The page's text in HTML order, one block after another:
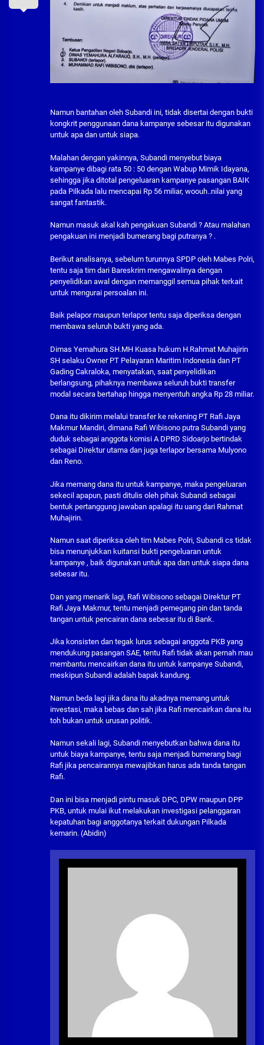
Namun bantahan oleh Subandi ini, tidak disertai dengan bukti
kongkrit penggunaan dana kampanye sebesar itu digunakan
untuk apa dan untuk siapa.
Malahan dengan yakinnya, Subandi menyebut biaya
kampanye dibagi rata 50 : 50 dengan Wabup Mimik Idayana,
sehingga jika ditotal pengeluaran kampanye pasangan BAIK
pada Pilkada lalu mencapai Rp 56 miliar, woouh..nilai yang
sangat fantastik.
Namun masuk akal kah pengakuan Subandi ? Atau malahan
pengakuan ini menjadi bumerang bagi putranya ? .
Berikut analisanya, sebelum turunnya SPDP oleh Mabes Polri,
tentu saja tim dari Bareskrim mengawalinya dengan
penyelidikan awal dengan memanggil semua pihak terkait
untuk mengurai persoalan ini.
Baik pelapor maupun terlapor tentu saja diperiksa dengan
membawa seluruh bukti yang ada.
Dimas Yemahura SH.MH Kuasa hukum H.Rahmat Muhajirin
SH selaku Owner PT Pelayaran Maritim Indonesia dan PT
Gading Cakraloka, menyatakan, saat penyelidikan
berlangsung, pihaknya membawa seluruh bukti transfer
modal secara bertahap hingga menyentuh angka Rp 28 miliar.
Dana itu dikirim melalui transfer ke rekening PT Rafi Jaya
Makmur Mandiri, dimana Rafi Wibisono putra Subandi yang
duduk sebagai anggota komisi A DPRD Sidoarjo bertindak
sebagai Direktur utama dan juga terlapor bersama Mulyono
dan Reno.
Jika memang dana itu untuk kampanye, maka pengeluaran
sekecil apapun, pasti ditulis oleh pihak Subandi sebagai
bentuk pertanggung jawaban apalagi itu uang dari Rahmat
Muhajirin.
Namun saat diperiksa oleh tim Mabes Polri, Subandi cs tidak
bisa menunjukkan kuitansi bukti pengeluaran untuk
kampanye , baik digunakan untuk apa dan untuk siapa dana
sebesar itu.
Dan yang menarik lagi, Rafi Wibisono sebagai Direktur PT
Rafi Jaya Makmur, tentu menjadi pemegang pin dan tanda
tangan untuk pencairan dana sebesar itu di Bank.
Jika konsisten dan tegak lurus sebagai anggota PKB yang
mendukung pasangan SAE, tentu Rafi tidak akan pernah mau
membantu mencairkan dana itu untuk kampanye Subandi,
meskipun Subandi adalah bapak kandung.
Namun beda lagi jika dana itu akadnya memang untuk
investasi, maka bebas dan sah jika Rafi mencairkan dana itu
toh bukan untuk urusan politik.
Namun sekali lagi, Subandi menyebutkan bahwa dana itu
untuk biaya kampanye, tentu saja menjadi bumerang bagi
Rafi jika pencairannya mewajibkan harus ada tanda tangan
Rafi.
Dan ini bisa menjadi pintu masuk DPC, DPW maupun DPP
PKB, untuk mulai ikut melakukan investigasi pelanggaran
kepatuhan bagi anggotanya terkait dukungan Pilkada
kemarin. (Abidin)